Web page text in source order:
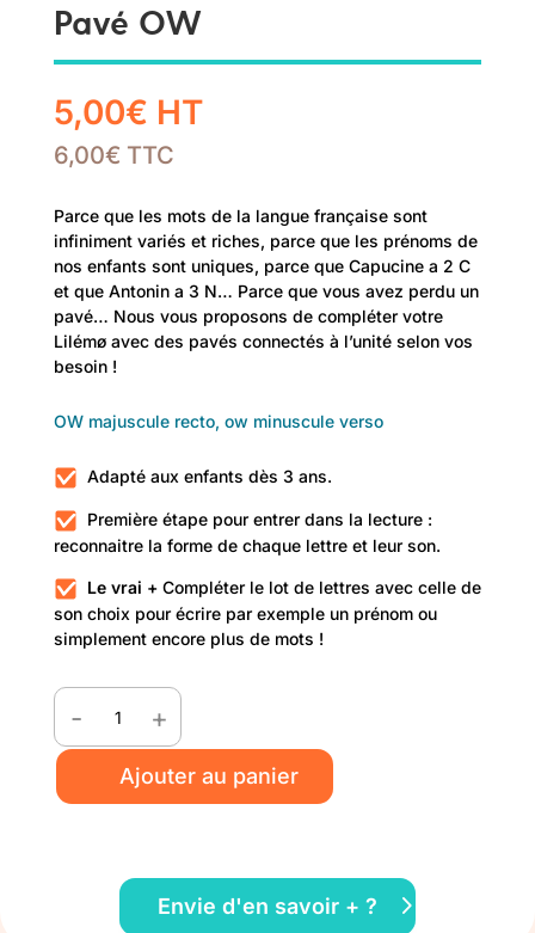
Pavé OW
5,00€ HT
6,00€ TTC
Parce que les mots de la langue française sont
infiniment variés et riches, parce que les prénoms de
nos enfants sont uniques, parce que Capucine a 2 C
et que Antonin a 3 N… Parce que vous avez perdu un
pavé… Nous vous proposons de compléter votre
Lilémø avec des pavés connectés à l’unité selon vos
besoin !
OW majuscule recto, ow minuscule verso
Adapté aux enfants dès 3 ans.
Première étape pour entrer dans la lecture :
reconnaitre la forme de chaque lettre et leur son.
Le vrai +Compléter le lot de lettres avec celle de
son choix pour écrire par exemple un prénom ou
simplement encore plus de mots !
quantité
Pavé
- +
Ajouter au panier
Envie d'en savoir + ?